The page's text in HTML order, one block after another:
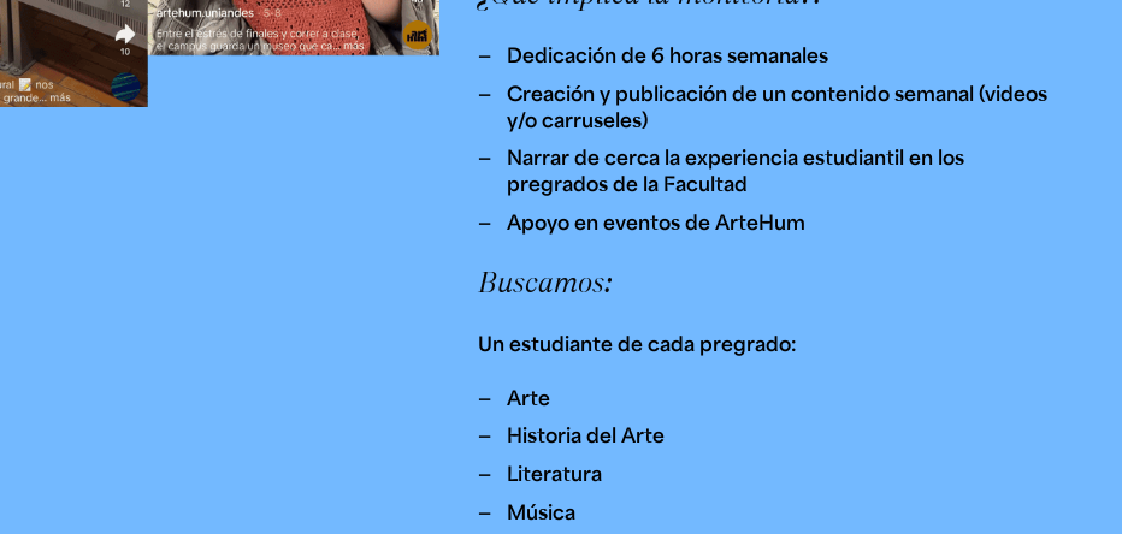
Dedicación de 6 horas semanales
Creación y publicación de un contenido semanal (videos
y/o carruseles)
Narrar de cerca la experiencia estudiantil en los
pregrados de la Facultad
Apoyo en eventos de ArteHum
Buscamos:
Un estudiante de cada pregrado:
Arte
Historia del Arte
Literatura
Música